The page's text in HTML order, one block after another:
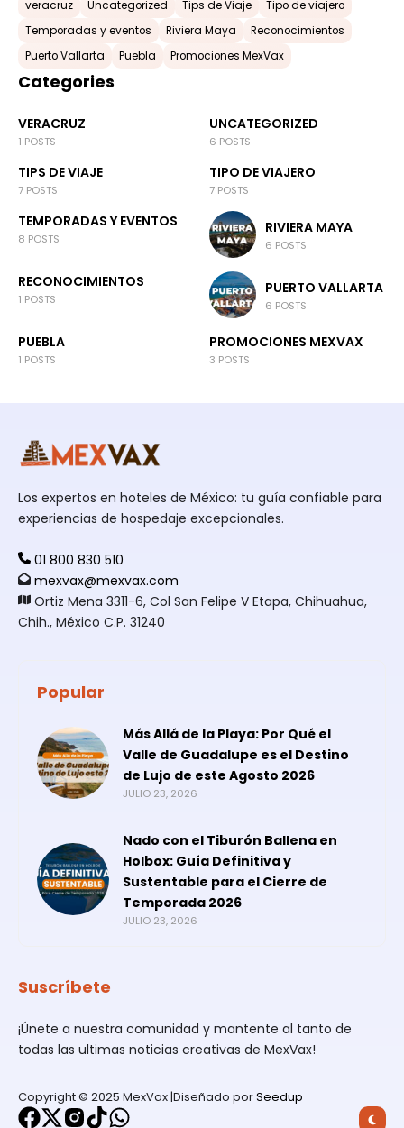
veracruz Uncategorized Tips de Viaje
Tipo de viajero
Temporadas y eventos
Riviera Maya
Reconocimientos
Puerto Vallarta
Puebla Promociones MexVax
Categories
VERACRUZ
1 POSTS
UNCATEGORIZED
6 POSTS
TIPS DE VIAJE
7 POSTS
TIPO DE VIAJERO
7 POSTS
TEMPORADAS Y EVENTOS
8 POSTS
RIVIERA MAYA
6 POSTS
RECONOCIMIENTOS
1 POSTS
PUERTO VALLARTA
6 POSTS
PUEBLA
1 POSTS
PROMOCIONES MEXVAX
3 POSTS
Los expertos en hoteles de México: tu guía confiable para
experiencias de hospedaje excepcionales.
01 800 830 510
mexvax@mexvax.com
Ortiz Mena 3311-6, Col San Felipe V Etapa, Chihuahua,
Chih., México C.P. 31240
Popular
Más Allá de la Playa: Por Qué el
Valle de Guadalupe es el Destino
de Lujo de este Agosto 2026
JULIO 23, 2026
Nado con el Tiburón Ballena en
Holbox: Guía Definitiva y
Sustentable para el Cierre de
Temporada 2026
JULIO 23, 2026
Suscríbete
¡Únete a nuestra comunidad y mantente al tanto de
todas las ultimas noticias creativas de MexVax!
Copyright © 2025 MexVax |Diseñado porSeedup